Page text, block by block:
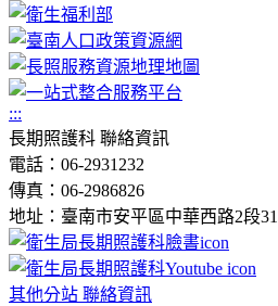
:::
長期照護科 聯絡資訊
電話：06-2931232
傳真：06-2986826
地址：臺南市安平區中華西路2段
其他分站 聯絡資訊